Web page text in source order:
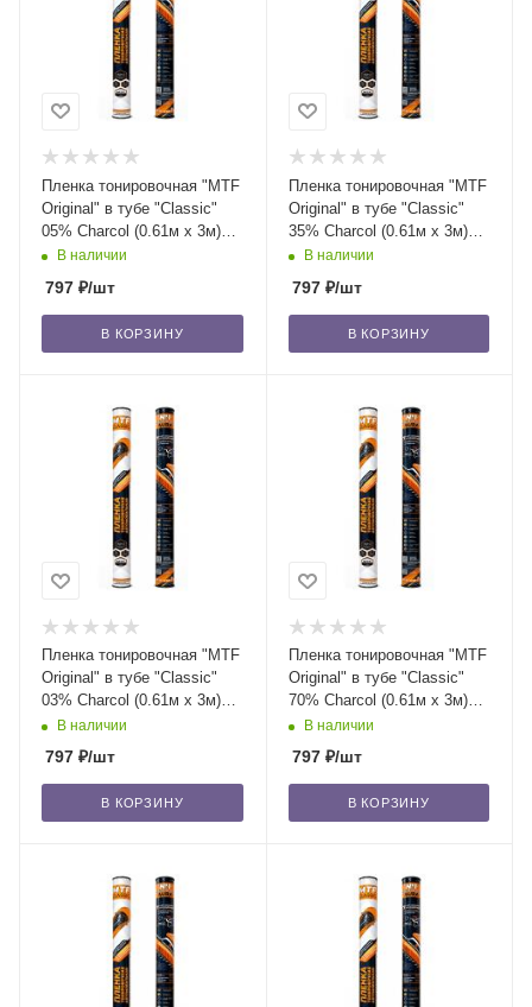
Пленка тонировочная "MTF
Original" в тубе "Classic"
05% Сharcol (0.61м х 3м)
/20В наличии
797 ₽/шт
В КОРЗИНУ
Пленка тонировочная "MTF
Original" в тубе "Classic"
35% Сharcol (0.61м х 3м)
/20В наличии
797₽/шт
В КОРЗИНУ
Пленка тонировочная "MTF
Original" в тубе "Classic"
03% Сharcol (0.61м х 3м)
/20В наличии
797 ₽/шт
В КОРЗИНУ
Пленка тонировочная "MTF
Original" в тубе "Classic"
70% Сharcol (0.61м х 3м)
/20В наличии
797₽/шт
В КОРЗИНУ